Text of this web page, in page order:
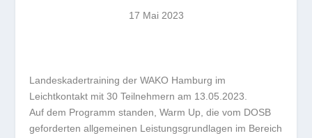
17 Mai 2023
Landeskadertraining der WAKO Hamburg im
Leichtkontakt mit 30 Teilnehmern am 13.05.2023.
Auf dem Programm standen, Warm Up, die vom DOSB
geforderten allgemeinen Leistungsgrundlagen im Bereich